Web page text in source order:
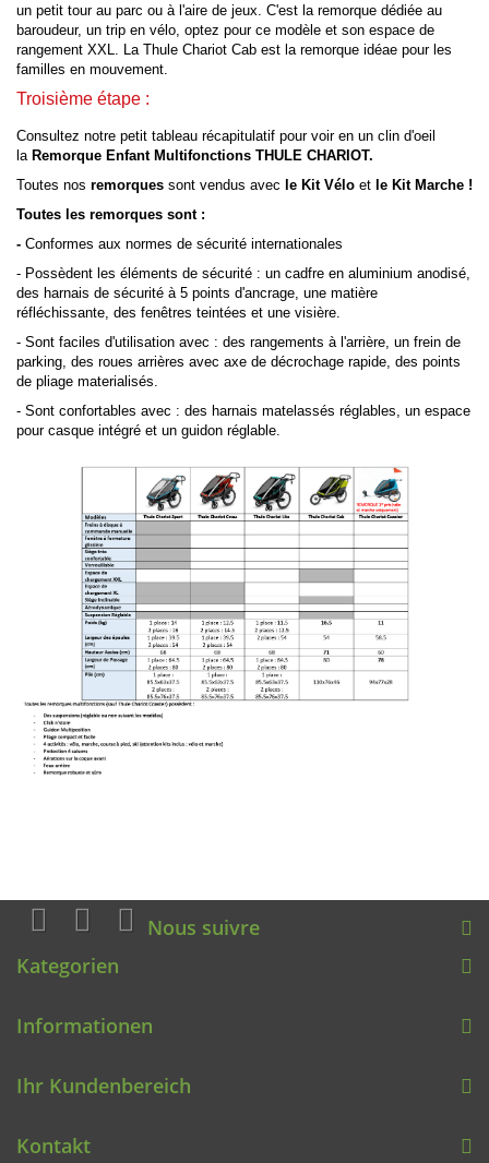
un petit tour au parc ou à l'aire de jeux. C'est la remorque dédiée au
baroudeur, un trip en vélo, optez pour ce modèle et son espace de
rangement XXL. La Thule Chariot Cab est la remorque idéae pour les
familles en mouvement.
Troisième étape :
Consultez notre petit tableau récapitulatif pour voir en un clin d'oeil
la Remorque Enfant Multifonctions THULE CHARIOT.
Toutes nos remorques sont vendus avec le Kit Vélo et le Kit Marche !
Toutes les remorques sont :
- Conformes aux normes de sécurité internationales
- Possèdent les éléments de sécurité : un cadfre en aluminium anodisé,
des harnais de sécurité à 5 points d'ancrage, une matière
réfléchissante, des fenêtres teintées et une visière.
- Sont faciles d'utilisation avec : des rangements à l'arrière, un frein de
parking, des roues arrières avec axe de décrochage rapide, des points
de pliage materialisés.
- Sont confortables avec : des harnais matelassés réglables, un espace
pour casque intégré et un guidon réglable.
Nous suivre
Kategorien
Informationen
Ihr Kundenbereich
Kontakt